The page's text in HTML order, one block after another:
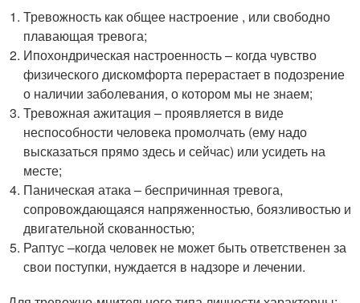
Тревожность как общее настроение , или свободно
плавающая тревога;
Ипохондрическая настроенность – когда чувство
физического дискомфорта перерастает в подозрение
о наличии заболевания, о котором мы не знаем;
Тревожная ажитация – проявляется в виде
неспособности человека промолчать (ему надо
высказаться прямо здесь и сейчас) или усидеть на
месте;
Паническая атака – беспричинная тревога,
сопровождающаяся напряженностью, боязливостью и
двигательной скованностью;
Раптус –когда человек не может быть ответственен за
свои поступки, нуждается в надзоре и лечении.